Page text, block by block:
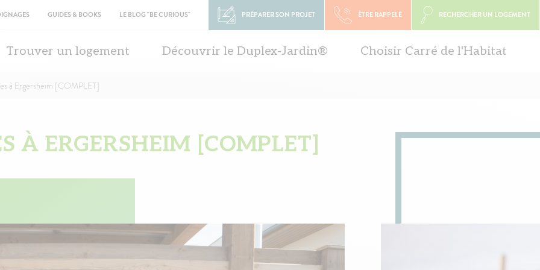
GUIDES & BOOKS LE BLOG "BE CURIOUS" PRÉPARER SON PROJET ÊTRE RAPPELÉ RECHERCHER UN LOGEMENT
Trouver un logement Découvrir le Duplex-Jardin® Choisir Carré de l'Habitat
à Ergersheim [COMPLET]
À ERGERSHEIM [COMPLET]